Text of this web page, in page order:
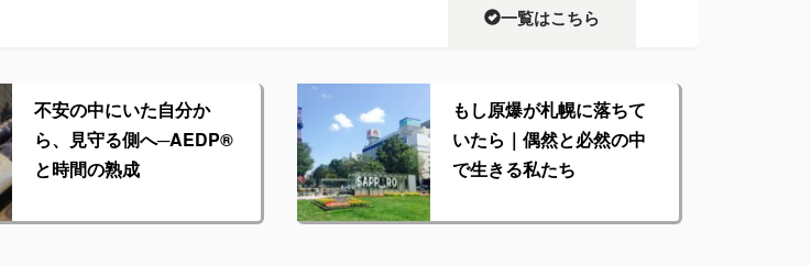
一覧はこちら
不安の中にいた自分か
ら、見守る側へ─AEDP®︎
と時間の熟成
もし原爆が札幌に落ちて
いたら｜偶然と必然の中
で生きる私たち